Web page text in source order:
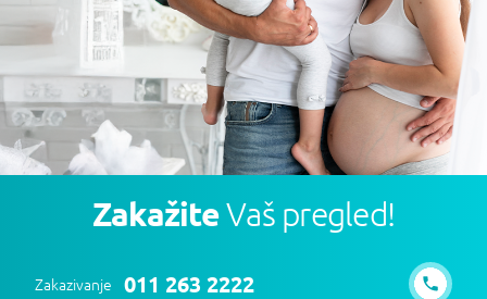
ZakažiteVaš pregled!
Zakazivanje 011 263 2222